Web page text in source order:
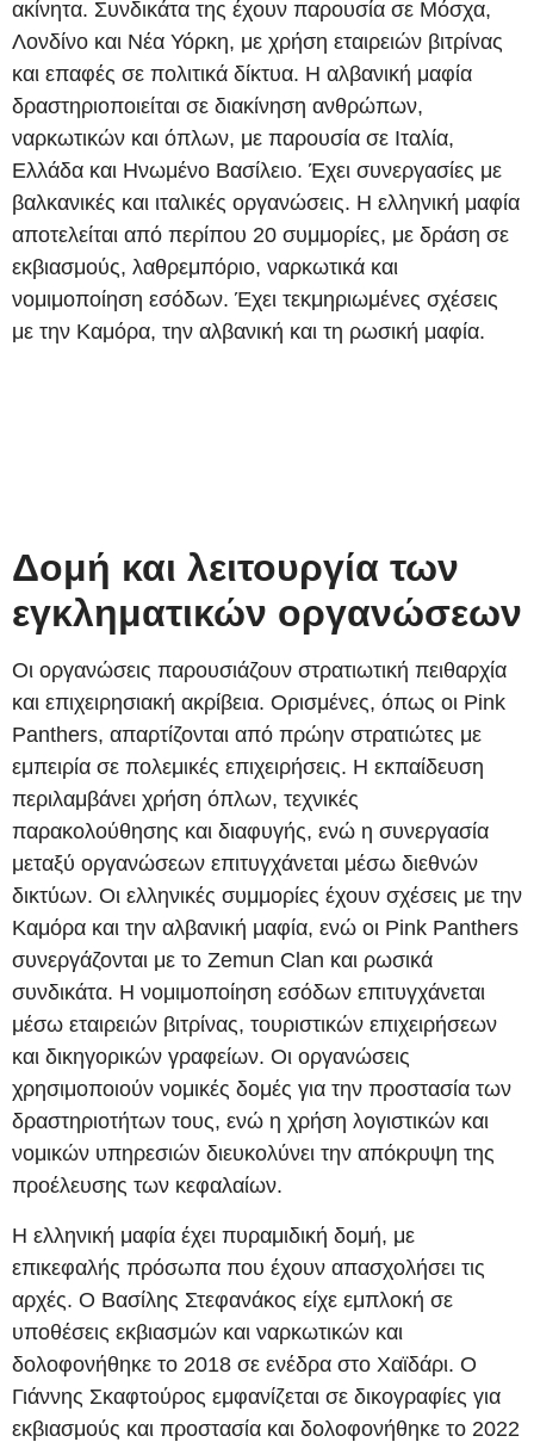
ακίνητα. Συνδικάτα της έχουν παρουσία σε Μόσχα,
Λονδίνο και Νέα Υόρκη, με χρήση εταιρειών βιτρίνας
και επαφές σε πολιτικά δίκτυα. Η αλβανική μαφία
δραστηριοποιείται σε διακίνηση ανθρώπων,
ναρκωτικών και όπλων, με παρουσία σε Ιταλία,
Ελλάδα και Ηνωμένο Βασίλειο. Έχει συνεργασίες με
βαλκανικές και ιταλικές οργανώσεις. Η ελληνική μαφία
αποτελείται από περίπου 20 συμμορίες, με δράση σε
εκβιασμούς, λαθρεμπόριο, ναρκωτικά και
νομιμοποίηση εσόδων. Έχει τεκμηριωμένες σχέσεις
με την Καμόρα, την αλβανική και τη ρωσική μαφία.
Δομή και λειτουργία των
εγκληματικών οργανώσεων
Οι οργανώσεις παρουσιάζουν στρατιωτική πειθαρχία
και επιχειρησιακή ακρίβεια. Ορισμένες, όπως οι Pink
Panthers, απαρτίζονται από πρώην στρατιώτες με
εμπειρία σε πολεμικές επιχειρήσεις. Η εκπαίδευση
περιλαμβάνει χρήση όπλων, τεχνικές
παρακολούθησης και διαφυγής, ενώ η συνεργασία
μεταξύ οργανώσεων επιτυγχάνεται μέσω διεθνών
δικτύων. Οι ελληνικές συμμορίες έχουν σχέσεις με την
Καμόρα και την αλβανική μαφία, ενώ οι Pink Panthers
συνεργάζονται με το Zemun Clan και ρωσικά
συνδικάτα. Η νομιμοποίηση εσόδων επιτυγχάνεται
μέσω εταιρειών βιτρίνας, τουριστικών επιχειρήσεων
και δικηγορικών γραφείων. Οι οργανώσεις
χρησιμοποιούν νομικές δομές για την προστασία των
δραστηριοτήτων τους, ενώ η χρήση λογιστικών και
νομικών υπηρεσιών διευκολύνει την απόκρυψη της
προέλευσης των κεφαλαίων.
Η ελληνική μαφία έχει πυραμιδική δομή, με
επικεφαλής πρόσωπα που έχουν απασχολήσει τις
αρχές. Ο Βασίλης Στεφανάκος είχε εμπλοκή σε
υποθέσεις εκβιασμών και ναρκωτικών και
δολοφονήθηκε το 2018 σε ενέδρα στο Χαϊδάρι. Ο
Γιάννης Σκαφτούρος εμφανίζεται σε δικογραφίες για
εκβιασμούς και προστασία και δολοφονήθηκε το 2022